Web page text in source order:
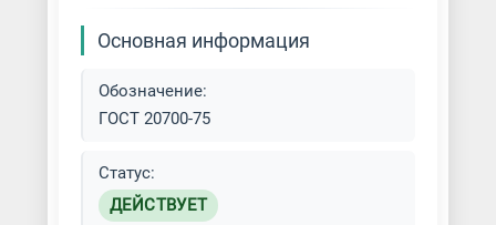
Основная информация
Обозначение:
ГОСТ 20700-75
Статус:
ДЕЙСТВУЕТ